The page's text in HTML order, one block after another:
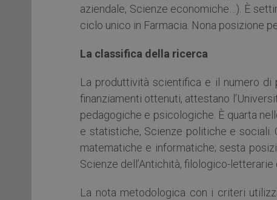
aziendale, Scienze economiche…). È
ciclo unico in Farmacia. Nona posizione
La classifica della ricerca
La produttività scientifica e il numero
finanziamenti ottenuti, attestano
pedagogiche e psicologiche. È quarta
e statistiche, Scienze politiche e
matematiche e informatiche; sesta
Scienze dell’Antichità, filologico-
La nota metodologica con i criteri